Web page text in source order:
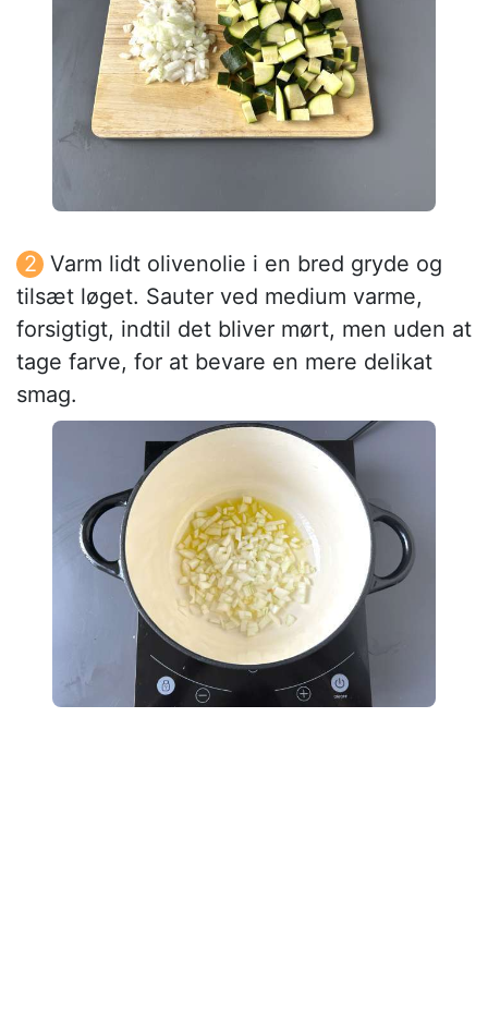
Varm lidt olivenolie i en bred gryde og
tilsæt løget. Sauter ved medium varme,
forsigtigt, indtil det bliver mørt, men uden at
tage farve, for at bevare en mere delikat
smag.